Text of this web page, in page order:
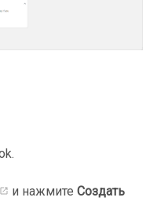
и нажмитеСоздать